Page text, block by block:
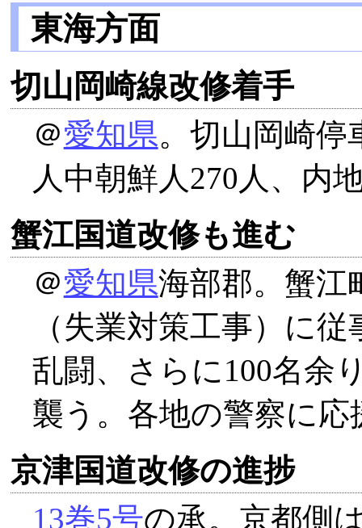
東海方面
切山岡崎線改修着手
＠愛知県。切山岡崎停
人中朝鮮人270人、内
蟹江国道改修も進む
＠愛知県海部郡。蟹江
（失業対策工事）に
乱闘、さらに100名余
襲う。各地の警察に応
京津国道改修の進捗
13巻5号の承。京都側